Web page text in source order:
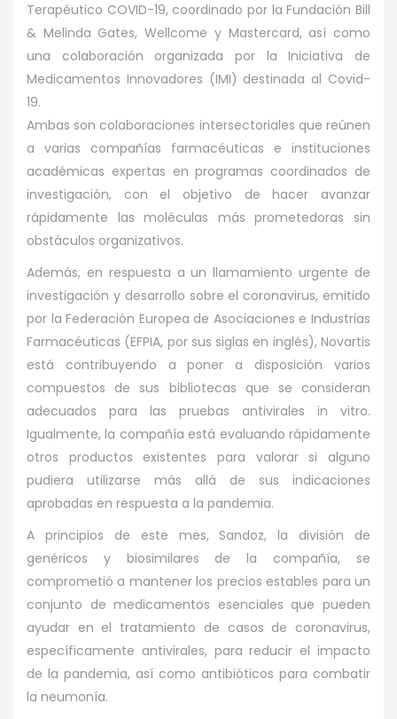
Terapéutico COVID-19, coordinado por la Fundación Bill
& Melinda Gates, Wellcome y Mastercard, así como
una colaboración organizada por la Iniciativa de
Medicamentos Innovadores (IMI) destinada al Covid-
19.
Ambas son colaboraciones intersectoriales que reúnen
a varias compañías farmacéuticas e instituciones
académicas expertas en programas coordinados de
investigación, con el objetivo de hacer avanzar
rápidamente las moléculas más prometedoras sin
obstáculos organizativos.
Además, en respuesta a un llamamiento urgente de
investigación y desarrollo sobre el coronavirus, emitido
por la Federación Europea de Asociaciones e Industrias
Farmacéuticas (EFPIA, por sus siglas en inglés), Novartis
está contribuyendo a poner a disposición varios
compuestos de sus bibliotecas que se consideran
adecuados para las pruebas antivirales in vitro.
Igualmente, la compañía está evaluando rápidamente
otros productos existentes para valorar si alguno
pudiera utilizarse más allá de sus indicaciones
aprobadas en respuesta a la pandemia.
A principios de este mes, Sandoz, la división de
genéricos y biosimilares de la compañía, se
comprometió a mantener los precios estables para un
conjunto de medicamentos esenciales que pueden
ayudar en el tratamiento de casos de coronavirus,
específicamente antivirales, para reducir el impacto
de la pandemia, así como antibióticos para combatir
la neumonía.